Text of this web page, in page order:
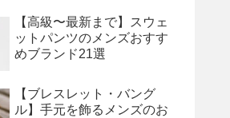
【高級〜最新まで】スウェ
ットパンツのメンズおすす
めブランド21選
【ブレスレット・バング
ル】手元を飾るメンズのお